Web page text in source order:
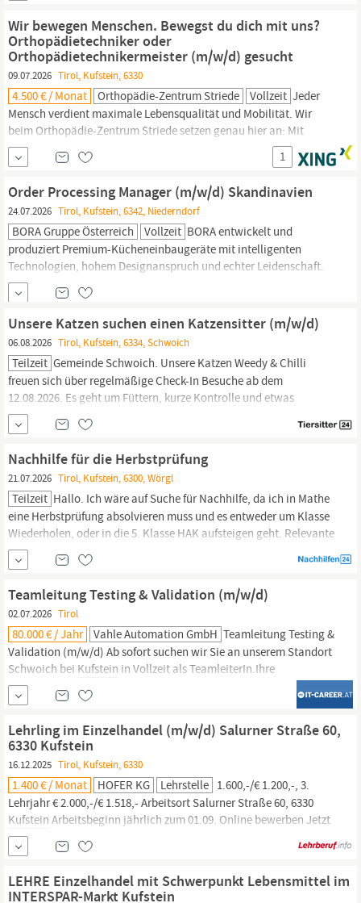
Warenannahme,...
Wir bewegen Menschen. Bewegst du dich mit uns?
Orthopädietechniker oder
Orthopädietechnikermeister (m/w/d) gesucht
09.07.2026 Tirol, Kufstein, 6330
4.500 € / Monat Orthopädie-Zentrum Striede Vollzeit Jeder
Mensch verdient maximale Lebensqualität und Mobilität. Wir
beim Orthopädie-Zentrum Striede setzen genau hier an: Mit
modernster Technik, handwerklichem Feingefühl und viel Herz
fertigen wir maßgeschneiderte Hilfsmittel. Um unser Team zu
verstärken, suchen wir eine leidenschaftliche Persönlichkeit für
unsere Werkstatt. Aufgaben Das ist dein Wirkungskreis:
Handwerk...
1
Order Processing Manager (m/w/d) Skandinavien
24.07.2026 Tirol, Kufstein, 6342, Niederndorf
BORA Gruppe Österreich Vollzeit BORA entwickelt und
produziert Premium-Kücheneinbaugeräte mit intelligenten
Technologien, hohem Designanspruch und echter Leidenschaft.
Vom revolutionären Kochfeldabzug über den Profi-
Dampfbackofen BORA X BO bis hin zu Kühl- und Gefriersystemen
sowie Beleuchtung: Unser Portfolio wächst stetig - genauso wie
unser Anspruch an Qualität, Perfektion und Innovation. Das
Team...
Unsere Katzen suchen einen Katzensitter (m/w/d)
06.08.2026 Tirol, Kufstein, 6334, Schwoich
Teilzeit Gemeinde Schwoich. Unsere Katzen Weedy & Chilli
freuen sich über regelmäßige Check-In Besuche ab dem
12.08.2026. Es geht um Füttern, kurze Kontrolle und etwas
Gesellschaft. Die genauen Zeiten und Verfügbarkeiten sind in
unserem Profil hinterlegt. Daran können Sie sich gut orientieren.
Katzenbetreuung und...
Nachhilfe für die Herbstprüfung
21.07.2026 Tirol, Kufstein, 6300, Wörgl
Teilzeit Hallo. Ich wäre auf Suche für Nachhilfe, da ich in Mathe
eine Herbstprüfung absolvieren muss und es entweder um Klasse
Wiederholen, oder in die 5. Klasse HAK aufsteigen geht. Relevante
Themen sind unter anderem Integralrechnung,
Differenzialrechnung, Kosten und Preis Theorie, Statistik etc. Falls
es für Sie gehen würde, bräuchte ich ab dem 1. August Nachhilfe.
Ich freue...
Teamleitung Testing & Validation (m/w/d)
02.07.2026 Tirol
80.000 € / Jahr Vahle Automation GmbH Teamleitung Testing &
Validation (m/w/d) Ab sofort suchen wir Sie an unserem Standort
Schwoich bei Kufstein in Vollzeit als TeamleiterIn.Ihre
AufgabenVerantwortung für den Bereich Testing & Validation in
den Fachgebieten Leistungselektronik, Kommunikation sowie
SteuerungstechnikStrategische Planung, Weiterentwicklung und
Etablierung von...
Lehrling im Einzelhandel (m/w/d) Salurner Straße 60,
6330 Kufstein
16.12.2025 Tirol, Kufstein, 6330
1.400 € / Monat HOFER KG Lehrstelle 1.600,-/€ 1.200,-, 3.
Lehrjahr € 2.000,-/€ 1.518,- Arbeitsort ​Salurner Straße 60, 6330
Kufstein​​ Arbeitsbeginn jährlich zum 01.09.​ Online bewerben Jetzt
online bewerben und folgende Unterlagen hochladen: Lebenslauf
Zeugnis letzte abgeschlossene Schulstufe bzw. Semesterzeugnis
LEHRE Einzelhandel mit Schwerpunkt Lebensmittel im
INTERSPAR-Markt Kufstein